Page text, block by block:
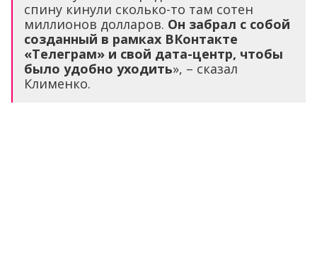
спину кинули сколько-то там сотен
миллионов долларов. Он забрал с собой
созданный в рамках ВКонтакте
«Телеграм» и свой дата-центр, чтобы
было удобно уходить», – сказал
Клименко.